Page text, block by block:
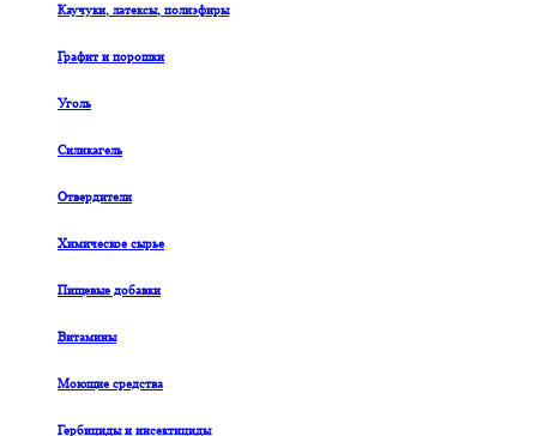
Каучуки, латексы, полиэфиры
Графит и порошки
Уголь
Силикагель
Отвердители
Химическое сырье
Пищевые добавки
Витамины
Моющие средства
Гербициды и инсектициды